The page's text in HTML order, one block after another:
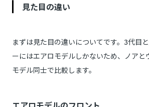
見た目の違い
まずは見た目の違いについてです。3代目
ーにはエアロモデルしかないため、ノアと
モデル同士で比較します。